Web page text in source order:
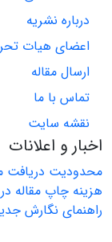
درباره نشریه
اعضای هیات
ارسال مقاله
تماس با ما
نقشه سایت
اخبار و اعلانات
محدودیت دریافت
هزینه چاپ مقاله
راهنمای نگارش